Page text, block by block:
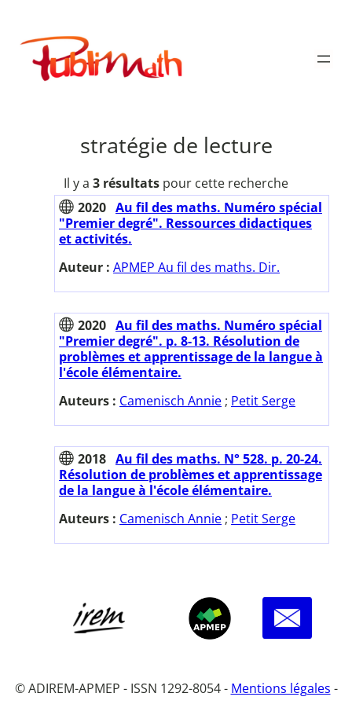
contenu
Publimath
stratégie de lecture
Il y a 3 résultats pour cette recherche
2020 Au fil des maths. Numéro spécial
"Premier degré". Ressources didactiques
et activités.
Auteur : APMEP Au fil des maths. Dir.
2020 Au fil des maths. Numéro spécial
"Premier degré". p. 8-13. Résolution de
problèmes et apprentissage de la langue à
l'école élémentaire.
Auteurs : Camenisch Annie ; Petit Serge
2018 Au fil des maths. N° 528. p. 20-24.
Résolution de problèmes et apprentissage
de la langue à l'école élémentaire.
Auteurs : Camenisch Annie ; Petit Serge
© ADIREM-APMEP - ISSN 1292-8054 - Mentions légales -